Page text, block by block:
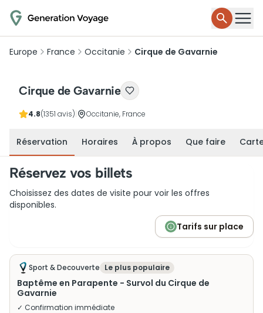
Europe France Occitanie Cirque de Gavarnie
Cirque de Gavarnie
4.8(1351 avis) Occitanie, France
Réservation Horaires À propos Que faire
Réservez vos billets
Choisissez des dates de visite pour voir les offres
disponibles.
Tarifs sur place
Sport & Decouverte Le plus populaire
Baptême en Parapente - Survol du Cirque de
Gavarnie
✓ Confirmation immédiate